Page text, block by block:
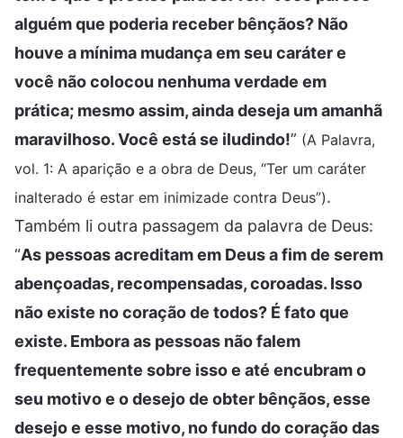
alguém que poderia receber bênçãos? Não
houve a mínima mudança em seu caráter e
você não colocou nenhuma verdade em
prática; mesmo assim, ainda deseja um amanhã
maravilhoso. Você está se iludindo!” (A Palavra,
vol. 1: A aparição e a obra de Deus, “Ter um caráter
inalterado é estar em inimizade contra Deus”).
Também li outra passagem da palavra de Deus:
“As pessoas acreditam em Deus a fim de serem
abençoadas, recompensadas, coroadas. Isso
não existe no coração de todos? É fato que
existe. Embora as pessoas não falem
frequentemente sobre isso e até encubram o
seu motivo e o desejo de obter bênçãos, esse
desejo e esse motivo, no fundo do coração das